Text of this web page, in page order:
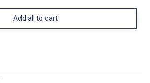
Add all to cart